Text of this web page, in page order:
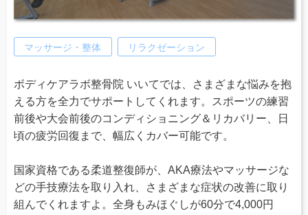
マッサージ・整体 リラクゼーション
ボディケアラボ整骨院 いいてでは、さまざまな悩みを抱
える方を全力でサポートしてくれます。スポーツの練習
前後や大会前後のコンディショニング＆リカバリー、日
頃の疲労回復まで、幅広くカバー可能です。
国家資格である柔道整復師が、AKA療法やマッサージな
どの手技療法を取り入れ、さまざまな症状の改善に取り
組んでくれますよ。全身もみほぐしが60分で4,000円